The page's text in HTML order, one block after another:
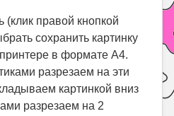
(клик правой кнопкой
сохранить картинку
принтере в формате А4.
разрезаем на эти
картинкой вниз
разрезаем на 2